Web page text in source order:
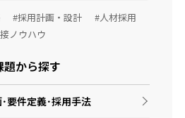
#採用計画・設計
#人材採用
ノウハウ
題から探す
要件定義･採用手法